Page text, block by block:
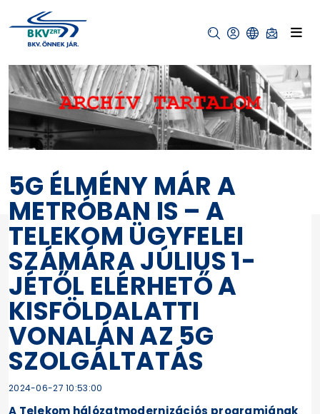
5G ÉLMÉNY MÁR A
METRÓBAN IS – A
TELEKOM ÜGYFELEI
SZÁMÁRA JÚLIUS 1-
JÉTŐL ELÉRHETŐ A
KISFÖLDALATTI
VONALÁN AZ 5G
SZOLGÁLTATÁS
2024-06-27 10:53:00
A Telekom hálózatmodernizációs programjának